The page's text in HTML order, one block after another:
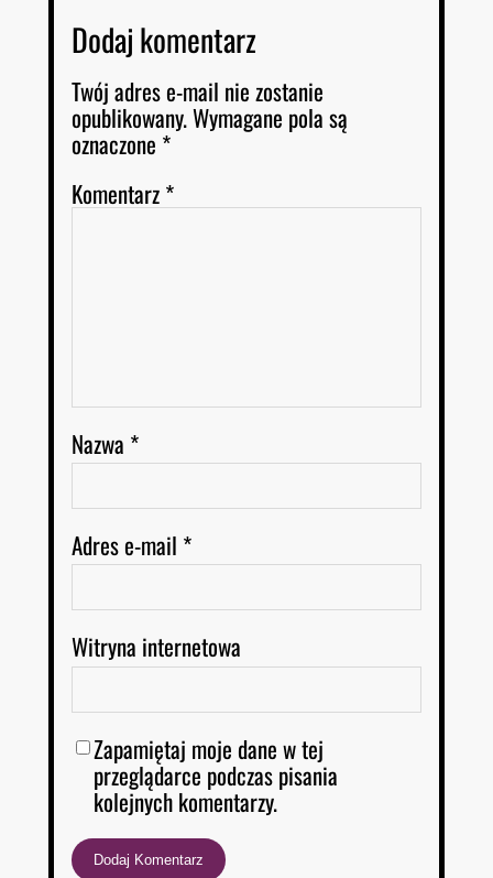
Dodaj komentarz
Twój adres e-mail nie zostanie
opublikowany.Wymagane pola są
oznaczone *
Komentarz*
Nazwa *
Adres e-mail *
Witryna internetowa
Zapamiętaj moje dane w tej
przeglądarce podczas pisania
kolejnych komentarzy.